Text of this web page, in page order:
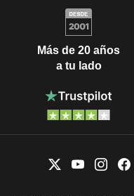
Más de 20 años
a tu lado